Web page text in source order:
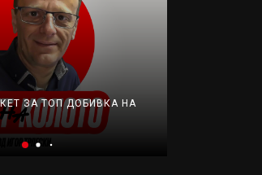
ЗА ТОП ДОБИВКА НА